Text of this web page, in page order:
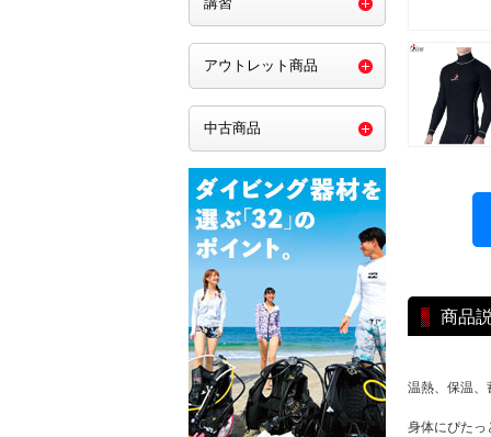
商品
温熱、保温、
身体にぴたっ
アウトレット商品
中古商品